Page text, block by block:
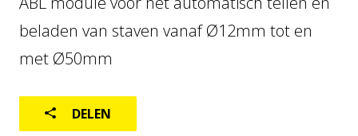
LOGISTIEK
GEBRUIKTE MACHINES
beladen van staven vanaf Ø12mm tot en
met Ø50mm
DELEN